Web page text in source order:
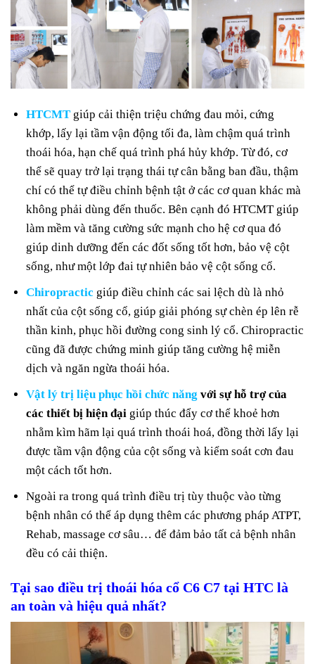
HTCMT giúp cải thiện triệu chứng đau mỏi, cứng
khớp, lấy lại tầm vận động tối đa, làm chậm quá trình
thoái hóa, hạn chế quá trình phá hủy khớp. Từ đó, cơ
thể sẽ quay trở lại trạng thái tự cân bằng ban đầu, thậm
chí có thể tự điều chỉnh bệnh tật ở các cơ quan khác mà
không phải dùng đến thuốc. Bên cạnh đó HTCMT giúp
làm mềm và tăng cường sức mạnh cho hệ cơ qua đó
giúp dinh dưỡng đến các đốt sống tốt hơn, bảo vệ cột
sống, như một lớp đai tự nhiên bảo vệ cột sống cổ.
Chiropractic giúp điều chỉnh các sai lệch dù là nhỏ
nhất của cột sống cổ, giúp giải phóng sự chèn ép lên rễ
thần kinh, phục hồi đường cong sinh lý cổ. Chiropractic
cũng đã được chứng minh giúp tăng cường hệ miễn
dịch và ngăn ngừa thoái hóa.
Vật lý trị liệu phục hồi chức năng với sự hỗ trợ của
các thiết bị hiện đại giúp thúc đẩy cơ thể khoẻ hơn
nhằm kìm hãm lại quá trình thoái hoá, đồng thời lấy lại
được tầm vận động của cột sống và kiểm soát cơn đau
một cách tốt hơn.
Ngoài ra trong quá trình điều trị tùy thuộc vào từng
bệnh nhân có thể áp dụng thêm các phương pháp ATPT,
Rehab, massage cơ sâu… để đảm bảo tất cả bệnh nhân
đều có cải thiện.
Tại sao điều trị thoái hóa cổ C6 C7 tại HTC là
an toàn và hiệu quả nhất?